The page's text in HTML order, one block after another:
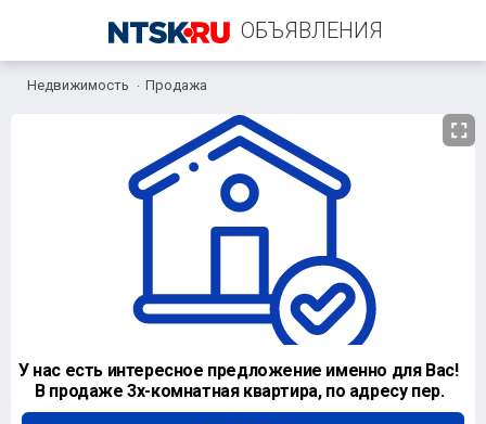
ОБЪЯВЛЕНИЯ
+7 (987) 873-01-47
Недвижимость Продажа
У нас есть интересное предложение именно для Вас!
⠀ В продаже 3х-комнатная квартира, по адресу пер.